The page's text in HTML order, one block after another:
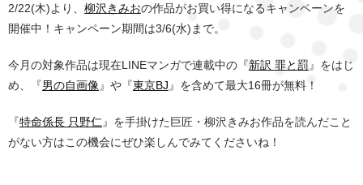
2/22(木)より、 柳沢きみおの作品がお買い得になるキャンペーンを
開催中！キャンペーン期間は3/6(水)まで。
今月の対象作品は現在LINEマンガで連載中の『新訳 罪と罰 』をはじ
め、『男の自画像 』や『東京BJ 』を含めて最大16冊が無料！
『特命係長 只野仁 』を手掛けた巨匠・柳沢きみお作品を読んだこと
がない方はこの機会にぜひ楽しんでみてくださいね！